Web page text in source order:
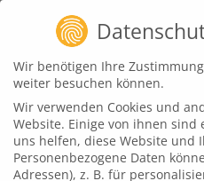
Wir benötigen Ihre
weiter besuchen können.
Wir verwenden Cookies und
Website. Einige von ihnen sind
uns helfen, diese Website und
Personenbezogene Daten
Adressen), z. B. für